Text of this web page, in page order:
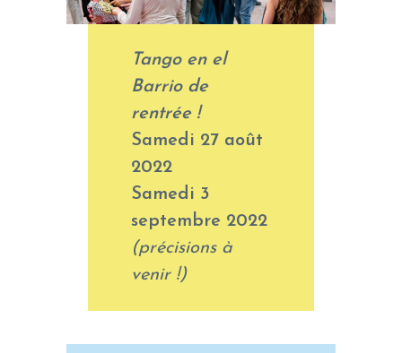
Tango en el
Barrio de
rentrée !
Samedi 27 août
2022
Samedi 3
septembre 2022
(précisions à
venir !)